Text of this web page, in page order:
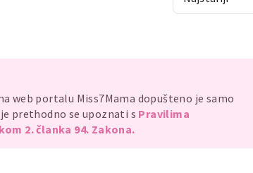
web portalu Miss7Mama dopušteno je samo
prethodno se upoznati s Pravilima
2. članka 94. Zakona.